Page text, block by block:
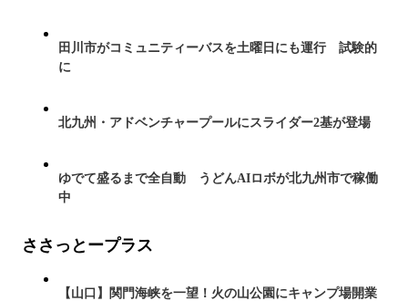
田川市がコミュニティーバスを土曜日にも運行 試験的
に
北九州・アドベンチャープールにスライダー2基が登場
ゆでて盛るまで全自動 うどんAIロボが北九州市で稼働
中
ささっとープラス
【山口】関門海峡を一望！火の山公園にキャンプ場開業